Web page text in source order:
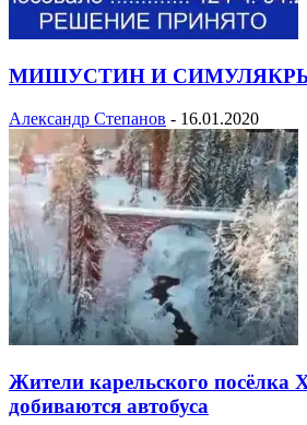
МИШУСТИН И
Александр Степанов - 16.01.2020
Жители карельского посёлка
добиваются автобуса